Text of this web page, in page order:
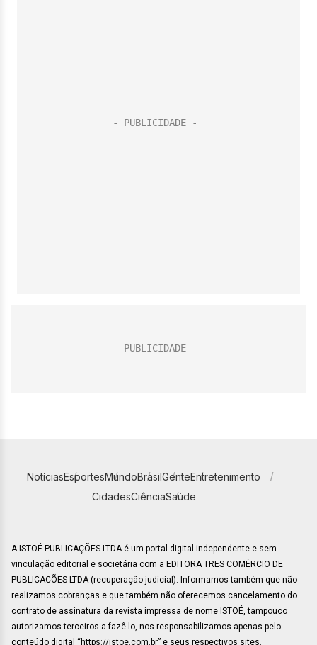
NotíciasEsportesMundoBrasilGenteEntretenimento
CidadesCiênciaSaúde
A ISTOÉ PUBLICAÇÕES LTDA é um portal digital independente e sem
vinculação editorial e societária com a EDITORA TRES COMÉRCIO DE
PUBLICACÕES LTDA (recuperação judicial). Informamos também que não
realizamos cobranças e que também não oferecemos cancelamento do
contrato de assinatura da revista impressa de nome ISTOÉ, tampouco
autorizamos terceiros a fazê-lo, nos responsabilizamos apenas pelo
conteúdo digital “https://istoe.com.br” e seus respectivos sites.